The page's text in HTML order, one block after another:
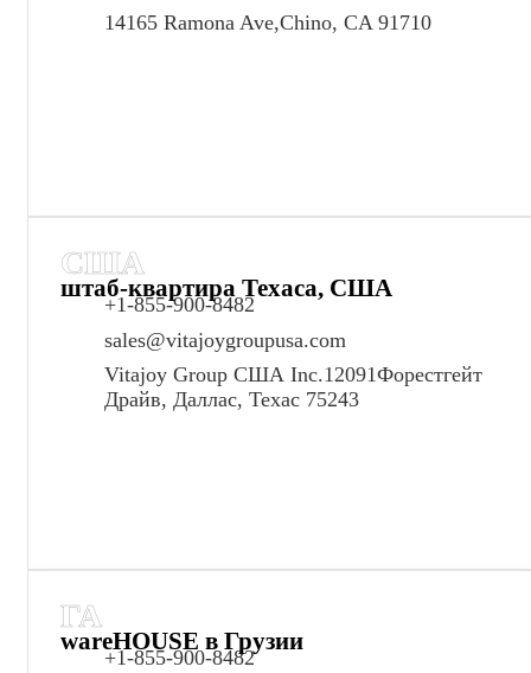
14165 Ramona Ave,Chino, CA 91710
штаб-квартира Техаса, США
США
+1-855-900-8482
sales@vitajoygroupusa.com
Vitajoy Group США Inc.12091Форестгейт
Драйв, Даллас, Техас 75243
wareHOUSE в Грузии
ГА
+1-855-900-8482